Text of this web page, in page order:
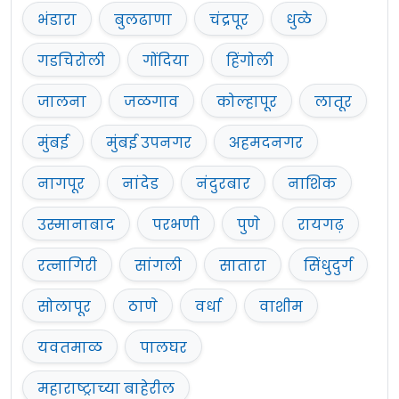
वेतनमान (Pay Scale) :नियमानुसार.
नोकरी ठिकाण:नागपूर विभाग
ऑनलाईन (Apply Online) अर्ज :येथे क्लिक करा
जाहिरात (Notification) :येथे क्लिक करा
Official Site :www.secr.indianrailways.gov.in
How to Apply For SECR
Recruitment 2025 :
या भरतीकरिता
ऑनलाईन अर्ज https://
वेबसाईट वर करायचा आहे.
भंडारा
बुलढाणा चंद्रपूर
धुळे
गडचिरोली
गोंदिया
हिंगोली
जालना
जळगाव कोल्हापूर
लातूर
मुंबई
मुंबई उपनगर
अहमदनगर
नागपूर
नांदेड नंदुरबार
नाशिक
उस्मानाबाद
परभणी पुणे
रायगढ़
रत्नागिरी
सांगली सातारा
सिंधुदुर्ग
सोलापूर
ठाणे वर्धा
वाशीम
यवतमाळ
पालघर
महाराष्ट्राच्या बाहेरील